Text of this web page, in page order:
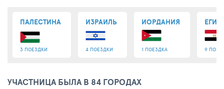
ПАЛЕСТИНА
3 ПОЕЗДКИ
ИЗРАИЛЬ
4 ПОЕЗДКИ
ИОРДАНИЯ
1 ПОЕЗДКА 9
УЧАСТНИЦА БЫЛА В 84 ГОРОДАХ